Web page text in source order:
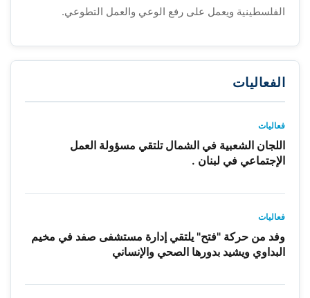
الفلسطينية ويعمل على رفع الوعي والعمل التطوعي.
الفعاليات
فعاليات
اللجان الشعبية في الشمال تلتقي مسؤولة العمل
الإجتماعي في لبنان .
فعاليات
وفد من حركة "فتح" يلتقي إدارة مستشفى صفد في مخيم
البداوي ويشيد بدورها الصحي والإنساني